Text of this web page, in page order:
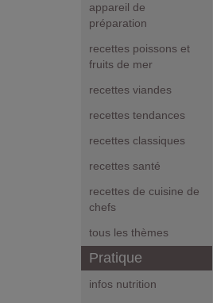
appareil de
préparation
recettes poissons et
fruits de mer
recettes viandes
recettes tendances
recettes classiques
recettes santé
recettes de cuisine de
chefs
tous les thèmes
Pratique
infos nutrition